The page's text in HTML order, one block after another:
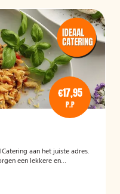
€17,95
P.P
aan het juiste adres.
een lekkere en